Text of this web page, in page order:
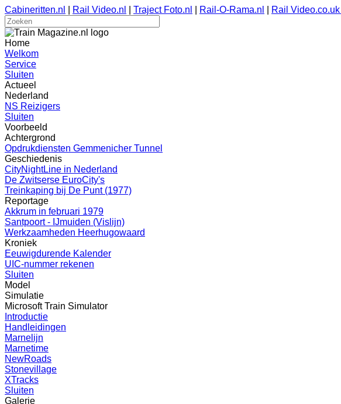
Cabineritten.nl Rail Video.nl Traject Foto.nl Rail-O-Rama.nl Rail Video.co.uk
Home
Welkom
Service
Sluiten
Actueel
Nederland
NS Reizigers
Sluiten
Voorbeeld
Achtergrond
Opdrukdiensten Gemmenicher Tunnel
Geschiedenis
CityNightLine in Nederland
De Zwitserse EuroCity's
Treinkaping bij De Punt (1977)
Reportage
Akkrum in februari 1979
Santpoort - IJmuiden (Vislijn)
Werkzaamheden Heerhugowaard
Kroniek
Eeuwigdurende Kalender
UIC-nummer rekenen
Sluiten
Model
Simulatie
Microsoft Train Simulator
Introductie
Handleidingen
Marnelijn
Marnetime
NewRoads
Stonevillage
XTracks
Sluiten
Galerie